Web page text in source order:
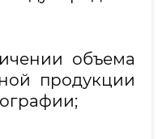
объема
продукции